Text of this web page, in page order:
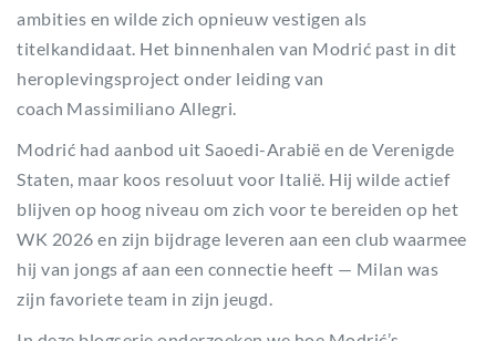
ambities en wilde zich opnieuw vestigen als
titelkandidaat. Het binnenhalen van Modrić past in dit
heroplevingsproject onder leiding van
coach Massimiliano Allegri.
Modrić had aanbod uit Saoedi-Arabië en de Verenigde
Staten, maar koos resoluut voor Italië. Hij wilde actief
blijven op hoog niveau om zich voor te bereiden op het
WK 2026 en zijn bijdrage leveren aan een club waarmee
hij van jongs af aan een connectie heeft — Milan was
zijn favoriete team in zijn jeugd.